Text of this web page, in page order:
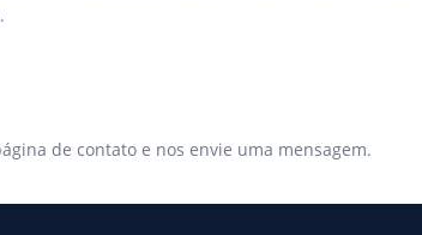
de contato e nos envie uma mensagem.